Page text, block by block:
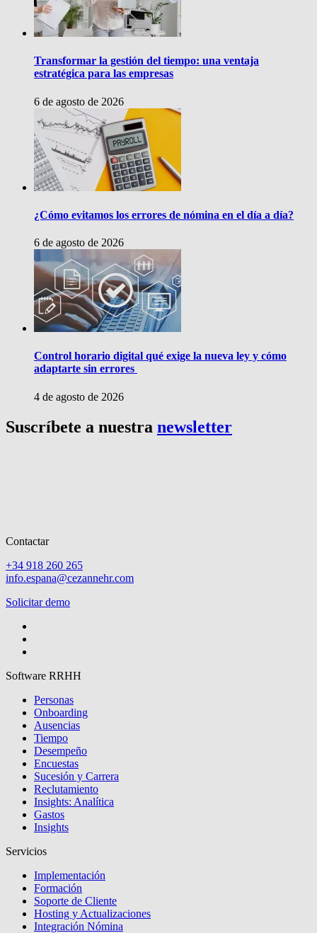
Transformar la gestión del tiempo: una ventaja
estratégica para las empresas
6 de agosto de 2026
¿Cómo evitamos los errores de nómina en el día a día?
6 de agosto de 2026
Control horario digital qué exige la nueva ley y cómo
adaptarte sin errores
4 de agosto de 2026
Suscríbete a nuestra newsletter
Contactar
+34 918 260 265
info.espana@cezannehr.com
Solicitar demo
Software RRHH
Personas
Onboarding
Ausencias
Tiempo
Desempeño
Encuestas
Sucesión y Carrera
Reclutamiento
Insights: Analítica
Gastos
Insights
Servicios
Implementación
Formación
Soporte de Cliente
Hosting y Actualizaciones
Integración Nómina